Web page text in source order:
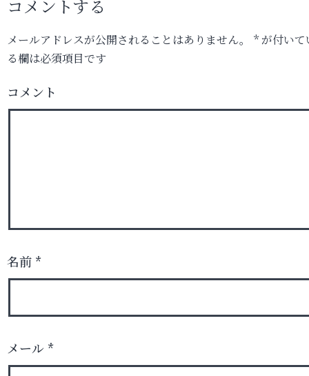
コメントする
メールアドレスが公開されることはありません。 *が付いて
る欄は必須項目です
コメント
名前 *
メール *